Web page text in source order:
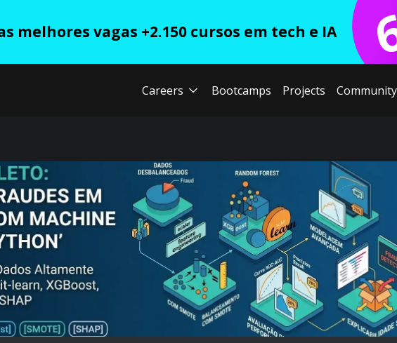
melhores vagas +2.150 cursos em tech e IA
Careers Bootcamps Projects Community